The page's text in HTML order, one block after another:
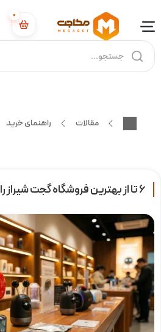
0
مقالات راهنمای خرید
6 تا از بهترین فروشگاه گجت شیراز را بشناسید!